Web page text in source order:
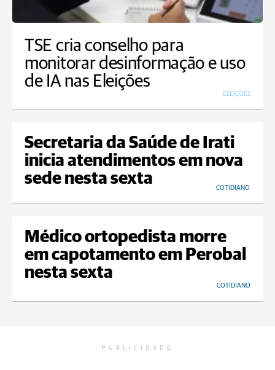
TSE cria conselho para
monitorar desinformação e uso
de IA nas Eleições
ELEIÇÕES
Secretaria da Saúde de Irati
inicia atendimentos em nova
sede nesta sexta
COTIDIANO
Médico ortopedista morre
em capotamento em Perobal
nesta sexta
COTIDIANO
PUBLICIDADE